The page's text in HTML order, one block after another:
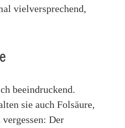
vielversprechend,
beeindruckend.
sie auch Folsäure,
Der